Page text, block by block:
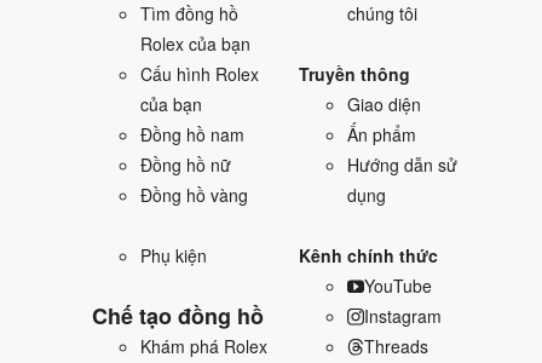
Tìm đồng hồ
Rolex của bạn
Cấu hình Rolex
của bạn
Đồng hồ nam
Đồng hồ nữ
Đồng hồ vàng
Phụ kiện
Chế tạo đồng hồ
Khám phá Rolex
chúng tôi
Truyền thông
Giao diện
Ấn phẩm
Hướng dẫn sử
dụng
Kênh chính thức
YouTube
Instagram
Threads